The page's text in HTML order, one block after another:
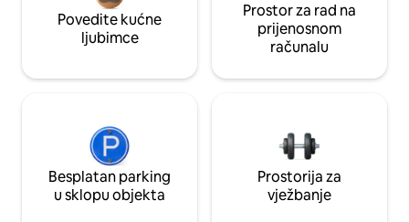
Povedite kućne
ljubimce
Prostor za rad na
prijenosnom
računalu
Besplatan parking
u sklopu objekta
Prostorija za
vježbanje